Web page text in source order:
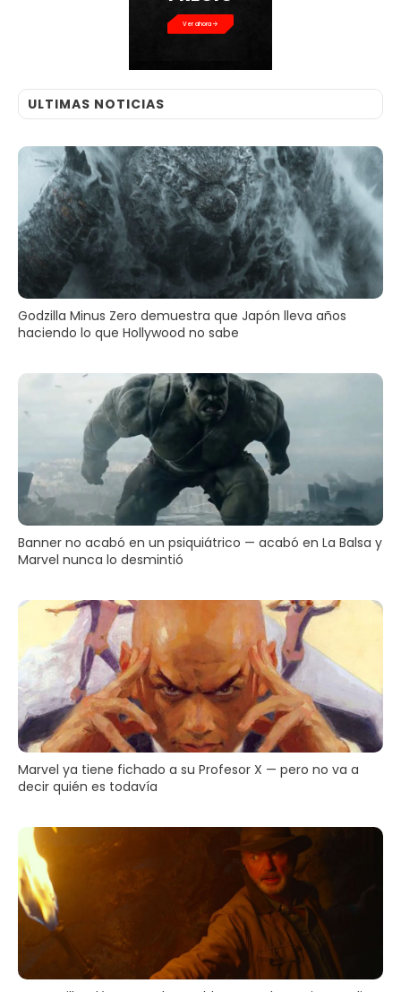
Ver ahora
ULTIMAS NOTICIAS
Godzilla Minus Zero demuestra que Japón lleva años
haciendo lo que Hollywood no sabe
Banner no acabó en un psiquiátrico — acabó en La Balsa y
Marvel nunca lo desmintió
Marvel ya tiene fichado a su Profesor X — pero no va a
decir quién es todavía